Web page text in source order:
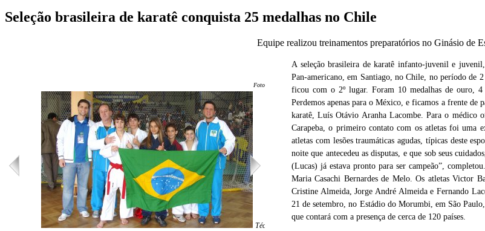
Seleção brasileira de karatê conquista 25 medalhas no Chile
Equipe realizou treinamentos preparatórios no Ginásio de
Foto: Cedida
Técnico
A seleção brasileira de karatê infanto-juvenil e
Pan-americano, em Santiago, no Chile, no período de 2
ficou com o 2º lugar. Foram 10 medalhas de ouro,
Perdemos apenas para o México, e ficamos a frente de
karatê, Luís Otávio Aranha Lacombe. Para o médico
Carapeba, o primeiro contato com os atletas foi uma
atletas com lesões traumáticas agudas, típicas deste
noite que antecedeu as disputas, e que sob seus
(Lucas) já estava pronto para ser campeão”,
Maria Casachi Bernardes de Melo. Os atletas Victor
Cristine Almeida, Jorge André Almeida e Fernando
21 de setembro, no Estádio do Morumbi, em São
que contará com a presença de cerca de 120 países.